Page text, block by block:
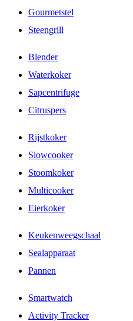
Gourmetstel
Steengrill
Blender
Waterkoker
Sapcentrifuge
Citruspers
Rijstkoker
Slowcooker
Stoomkoker
Multicooker
Eierkoker
Keukenweegschaal
Sealapparaat
Pannen
Smartwatch
Activity Tracker